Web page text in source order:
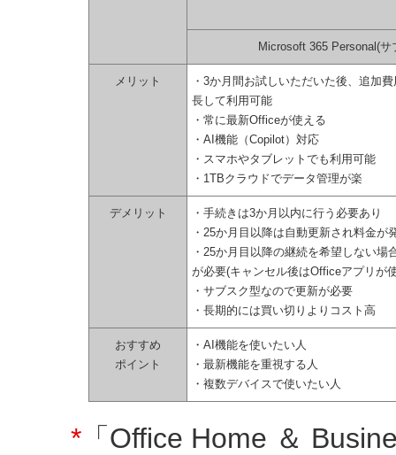
Microsoft 365 Personal(サ
メリット
・3か月間お試しいただいた後、追加
長して利用可能
・常に最新Officeが使える
・AI機能（Copilot）対応
・スマホやタブレットでも利用可能
・1TBクラウドでデータ管理が楽
デメリット
・手続きは3か月以内に行う必要あり
・25か月目以降は自動更新され料金が
・25か月目以降の継続を希望しない場
が必要(キャンセル後はOfficeアプリが
・サブスク型なので更新が必要
・長期的には買い切りよりコスト高
おすすめ
ポイント
・AI機能を使いたい人
・最新機能を重視する人
・複数デバイスで使いたい人
* 「Office Home ＆